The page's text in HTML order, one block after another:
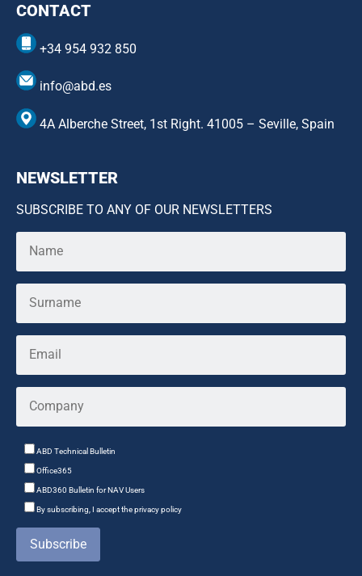
CONTACT
+34 954 932 850
info@abd.es
4A Alberche Street, 1st Right. 41005 – Seville, Spain
NEWSLETTER
SUBSCRIBE TO ANY OF OUR NEWSLETTERS
ABD Technical Bulletin
Office365
ABD360 Bulletin for NAV Users
By subscribing, I accept the privacy policy
Subscribe